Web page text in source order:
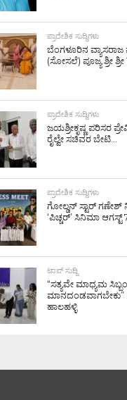
ಪ್ರಾದೇಶಿಕ ಸುದ್ದಿಗಳು
ಬೆಂಗಳೂರಿನ
(ಸೋಸಲೆ) ಪೂಜ್ಯ ಶ್ರೀ ಶ್ರೀ
ಪ್ರಾದೇಶಿಕ ಸುದ್ದಿಗಳು
ಜಯಶ್ರೀಕೃಷ್ಣ ಪರಿಸರ
ರೈಲ್ವೇ ಸಚಿವರ ಬೇಟಿ...
ಪ್ರಾದೇಶಿಕ ಸುದ್ದಿಗಳು
ಗೋಲ್ಡನ್‌ ಸ್ಟಾರ್‌
‘ಪಿಚ್ಚರ್’ ಸಿನಿಮಾ ಆಗಸ್ಟ್
ಟಾಪ್ ಸುದ್ದಿ
“ಸತ್ಯವೇ ಮಾಧ್ಯಮ
ಮಾನದಂಡವಾಗಬೇಕು”
ಹಾಲಹಳ್ಳಿ